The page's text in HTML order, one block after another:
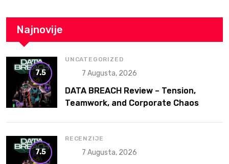
Najnovije
7.5
UNCATEGORIZED
7 Augusta, 2026
DATA BREACH Review – Tension,
Teamwork, and Corporate Chaos
7.5
RECENZIJE
7 Augusta, 2026